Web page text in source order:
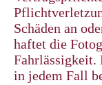
Schäden an
haftet die
Fahrlässigkeit.
in jedem Fall